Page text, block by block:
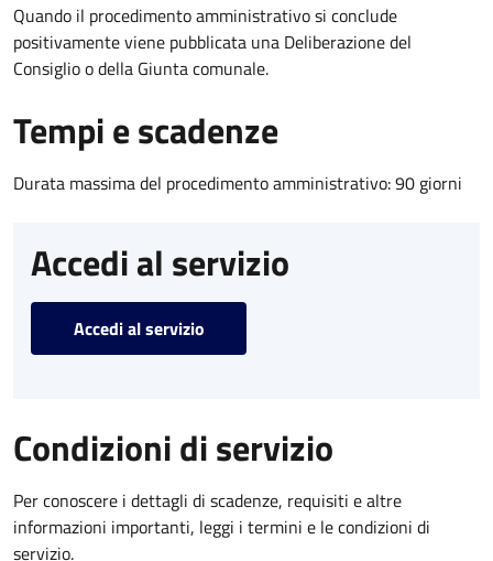
Quando il procedimento amministrativo si conclude
positivamente viene pubblicata una Deliberazione del
Consiglio o della Giunta comunale.
Tempi e scadenze
Durata massima del procedimento amministrativo: 90 giorni
Accedi al servizio
Accedi al servizio
Condizioni di servizio
Per conoscere i dettagli di scadenze, requisiti e altre
informazioni importanti, leggi i termini e le condizioni di
servizio.